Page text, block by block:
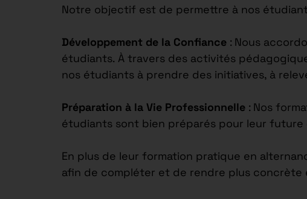
Notre objectif est de permettre à nos
Développement de la Confiance : Nous
étudiants. À travers des activités
nos étudiants à prendre des initiatives, à
Préparation à la Vie Professionnelle : Nos
étudiants sont bien préparés pour leur future
En plus de leur formation pratique en
afin de compléter et de rendre plus